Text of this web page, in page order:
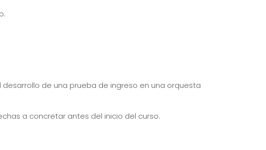
de una prueba de ingreso en una orquesta
a concretar antes del inicio del curso.